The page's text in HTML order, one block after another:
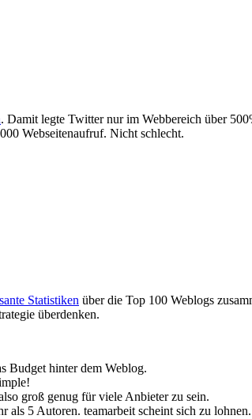
. Damit legte Twitter nur im Webbereich über
Webseitenaufruf. Nicht schlecht.
Statistiken über die Top 100 Weblogs
überdenken.
Budget hinter dem Weblog.
groß genug für viele Anbieter zu sein.
als 5 Autoren. teamarbeit scheint sich zu lohnen.